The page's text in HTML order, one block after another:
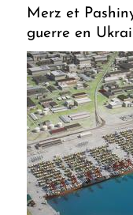
Merz et
guerre en